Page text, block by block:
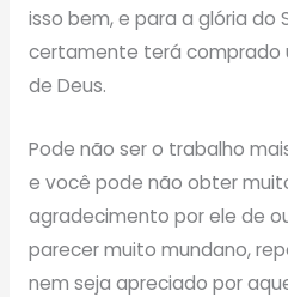
isso bem, e para a glória do
certamente terá comprado
de Deus.
Pode não ser o trabalho
e você pode não obter
agradecimento por ele de
parecer muito mundano,
nem seja apreciado por